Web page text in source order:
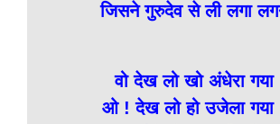
जिसने गुरुदेव से ली लगा
वो देख लो खो अंधेरा गया
ओ ! देख लो हो उजेला गया